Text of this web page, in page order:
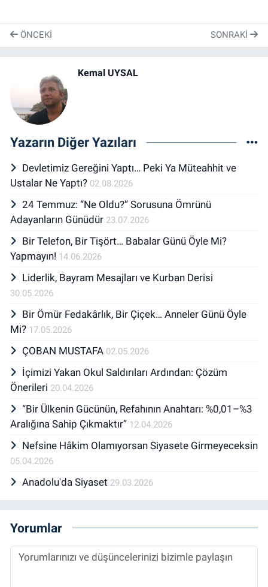
ÖNCEKI SONRAKI
Kemal UYSAL
Yazarın Diğer Yazıları
Devletimiz Gereğini Yaptı… Peki Ya Müteahhit ve
Ustalar Ne Yaptı? 02.08.2026
24 Temmuz: “Ne Oldu?” Sorusuna Ömrünü
Adayanların Günüdür 23.07.2026
Bir Telefon, Bir Tişört… Babalar Günü Öyle Mi?
Yapmayın! 14.06.2026
Liderlik, Bayram Mesajları ve Kurban Derisi
30.05.2026
Bir Ömür Fedakârlık, Bir Çiçek… Anneler Günü Öyle
Mi? 17.05.2026
ÇOBAN MUSTAFA 02.05.2026
İçimizi Yakan Okul Saldırıları Ardından: Çözüm
Önerileri 20.04.2026
“Bir Ülkenin Gücünün, Refahının Anahtarı: %0,01–%3
Aralığına Sahip Çıkmaktır” 12.04.2026
Nefsine Hâkim Olamıyorsan Siyasete Girmeyeceksin
05.04.2026
Anadolu'da Siyaset 29.03.2026
Yorumlar